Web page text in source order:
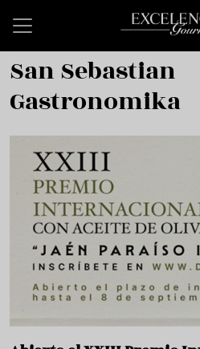
San Sebastian
Gastronomika